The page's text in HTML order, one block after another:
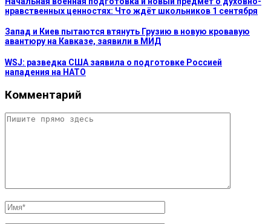
нравственных ценностях: Что ждёт школьников 1 сентября
Запад и Киев пытаются втянуть Грузию в новую кровавую
авантюру на Кавказе, заявили в МИД
WSJ: разведка США заявила о подготовке Россией
нападения на НАТО
Комментарий